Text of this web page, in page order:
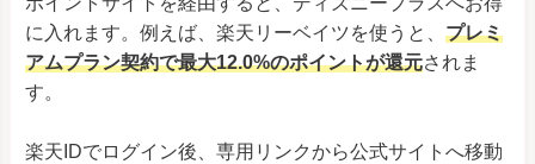
に入れます。例えば、楽天リーベイツを使うと、 プレミ
アムプラン契約で最大12.0%のポイントが還元されま
す。
楽天IDでログイン後、専用リンクから公式サイトへ移動